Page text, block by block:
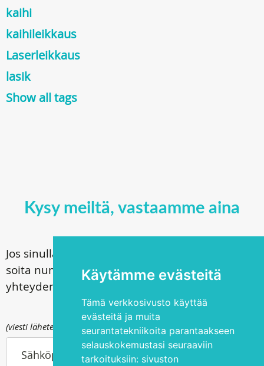
Käytämme evästeitä
Tämä verkkosivusto käyttää
evästeitä ja muita
seurantatekniikoita parantaakseen
selauskokemustasi seuraaviin
tarkoituksiin: sivuston
kaihi
kaihileikkaus
Laserleikkaus
lasik
Show all tags
Kysy meiltä, vastaamme aina
Jos sinulla on kysyttävää leikkauksistamme,
soita numeroon+372 5344 3533tai kysy
yhteydenottolomakkeen välityksellä
(viesti lähetetään osoitteeseen info@silmakirurgia.ee)
Sähköpostiosoitteesi